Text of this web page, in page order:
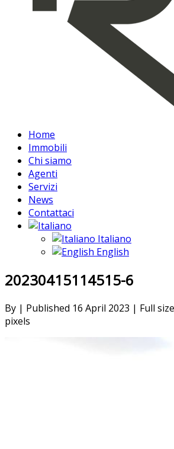
Home
Immobili
Chi siamo
Agenti
Servizi
News
Contattaci
Italiano
English
20230415114515-6
By | Published 16 April 2023 | Full
pixels